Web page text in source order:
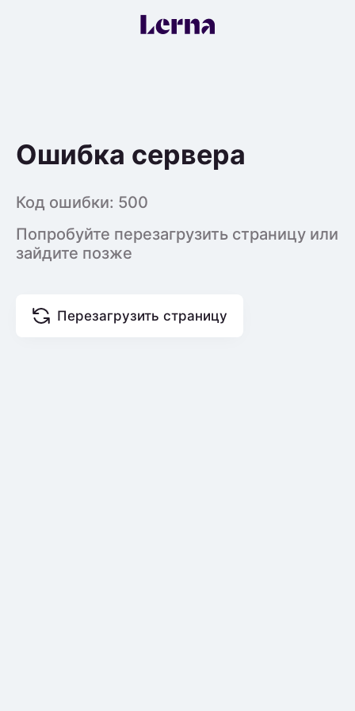
Ошибка сервера
Код ошибки: 500
Попробуйте перезагрузить страницу или
зайдите позже
Перезагрузить страницу